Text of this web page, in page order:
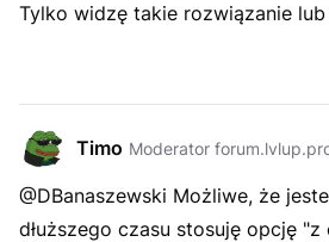
Tylko widzę takie rozwiązanie
Timo Moderator
@DBanaszewski Możliwe, że
dłuższego czasu stosuję opcję "z